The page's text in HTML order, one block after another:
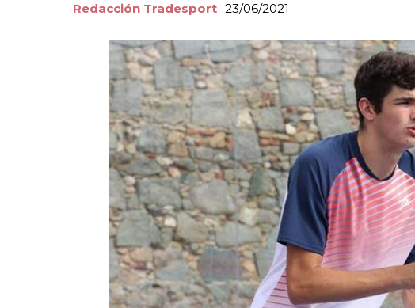
Redacción Tradesport 23/06/2021